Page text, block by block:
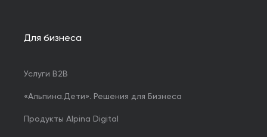
Для бизнеса
Услуги B2B
«Альпина.Дети». Решения для Бизнеса
Продукты Alpina Digital